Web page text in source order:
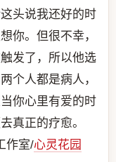
头说我还好的时
你。但很不幸，
发了，所以他选
个人都是病人，
你心里有爱的时
真正的疗愈。
作室/心灵花园